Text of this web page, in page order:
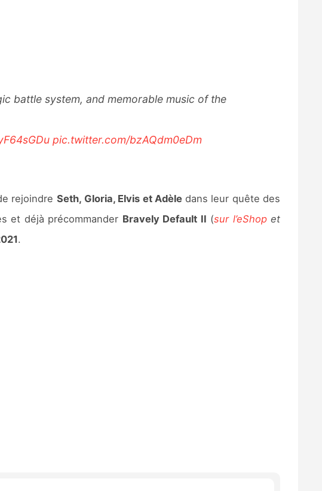
battle system, and memorable music of the
pic.twitter.com/bzAQdm0eDm
rejoindre Seth, Gloria, Elvis et Adèle dans leur quête des
et déjà précommander Bravely Default II (sur l’eShopet
.